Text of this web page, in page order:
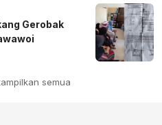
Gerobak
semua